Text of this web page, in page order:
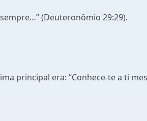
(Deuteronômio 29:29).
principal era: “Conhece-te a ti